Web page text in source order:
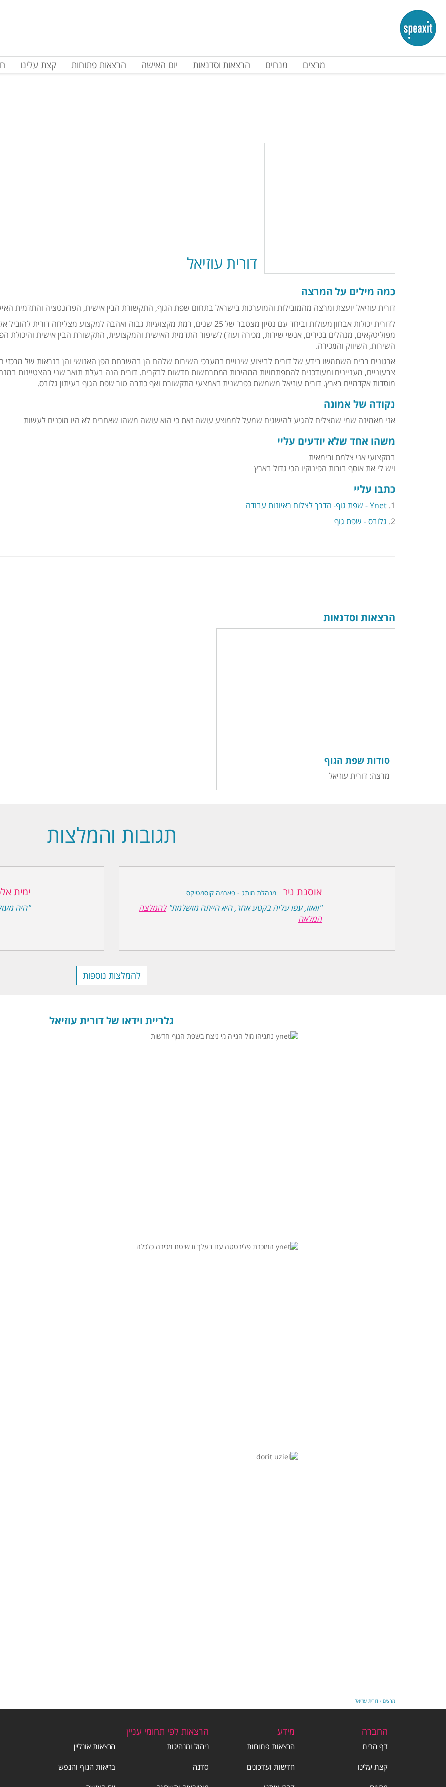
מרצים מנחים הרצאות וסדנאות יום האישה הרצאות פתוחות קצת עלינו
דורית עוזיאל
כמה מילים על המרצה
דורית עוזיאל יועצת ומרצה מהמובילות והמוערכות בישראל בתחום שפת הגוף, התקשורת הבין אישית, הפרזנטציה והתדמית
לדורית יכולות אבחון מעולות וביחד עם נסיון מצטבר של 25 שנים, רמת מקצועיות גבוה ואהבה
מפוליטקאים, מנהלים בכירים, אנשי שירות, מכירה ועוד) לשיפור התדמית האישית והמקצועית, התקשורת הבין אישית והיכולת
השירות, השיווק והמכירה.
ארגונים רבים השתמשו בידע של דורית לביצוע שינויים במערכי השירות שלהם הן בהשבחת הפן האנושי והן בנראות של מרכזי
צבעוניים, מעניינים ומעודכנים להתפתחויות המהירות המתרחשות חדשות לבקרים. דורית הנה בעלת תואר שני בהצטיינות
מוסדות אקדמיים בארץ. דורית עוזיאל משמשת כפרשנית באמצעי התקשורת ואף כתבה טור שפת הגוף בעיתון גלובס.
נקודה של אמונה
אני מאמינה שמי שמצליח להגיע להישגים שמעל לממוצע עושה זאת כי הוא עושה משהו שאחרים לא היו מוכנים לעשות
משהו אחד שלא יודעים עליי
במקצועי אני צלמת ובימאית
ויש לי את אוסף בובות הפינוקיו הכי גדול בארץ
כתבו עליי
1. Ynet - שפת גוף- הדרך לצלוח ראיונות עבודה
2. גלובס - שפת גוף
הרצאות וסדנאות
סודות שפת הגוף
מרצה: דורית עוזיאל
תגובות והמלצות
אוסנת ניר מנהלת מותג - פארמה קוסמטיקס
"וואוו, עפו עליה בקטע אחר, היא הייתה מושלמת"להמלצה
המלאה
ימית
"היה
להמלצות נוספות
גלריית וידאו של דורית עוזיאל
מרצים › דורית עוזיאל
החברה
דף הבית
קצת עלינו
מידע
הרצאות פתוחות
חדשות ועדכונים
הרצאות לפי תחומי עניין
ניהול ומנהיגות הרצאות אונליין
סדנה בריאות הגוף והנפש